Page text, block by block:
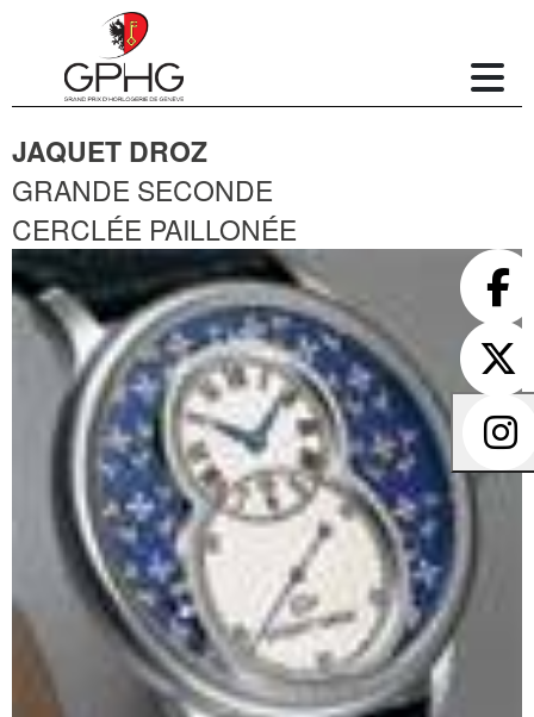
JAQUET DROZ
GRANDE SECONDE
CERCLÉE PAILLONÉE